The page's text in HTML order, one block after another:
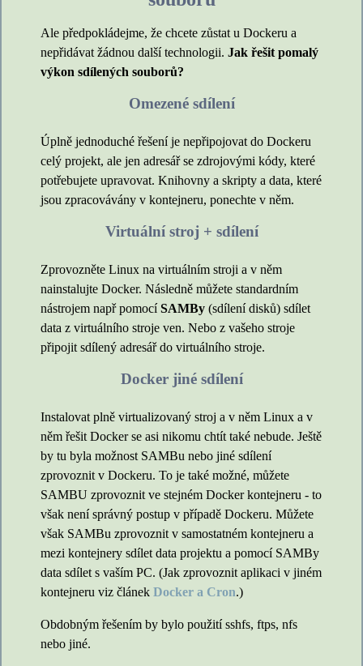
Ale předpokládejme, že chcete zůstat u Dockeru a
nepřidávat žádnou další technologii. Jak řešit pomalý
výkon sdílených souborů?
Omezené sdílení
Úplně jednoduché řešení je nepřipojovat do Dockeru
celý projekt, ale jen adresář se zdrojovými kódy, které
potřebujete upravovat. Knihovny a skripty a data, které
jsou zpracovávány v kontejneru, ponechte v něm.
Virtuální stroj + sdílení
Zprovozněte Linux na virtuálním stroji a v něm
nainstalujte Docker. Následně můžete standardním
nástrojem např pomocíSAMBy (sdílení disků) sdílet
data z virtuálního stroje ven. Nebo z vašeho stroje
připojit sdílený adresář do virtuálního stroje.
Docker jiné sdílení
Instalovat plně virtualizovaný stroj a v něm Linux a v
něm řešit Docker se asi nikomu chtít také nebude. Ještě
by tu byla možnost SAMBu nebo jiné sdílení
zprovoznit v Dockeru. To je také možné, můžete
SAMBU zprovoznit ve stejném Docker kontejneru - to
však není správný postup v případě Dockeru. Můžete
však SAMBu zprovoznit v samostatném kontejneru a
mezi kontejnery sdílet data projektu a pomocí SAMBy
data sdílet s vaším PC. (Jak zprovoznit aplikaci v jiném
kontejneru viz článek Docker a Cron.)
Obdobným řešením by bylo použití sshfs, ftps, nfs
nebo jiné.